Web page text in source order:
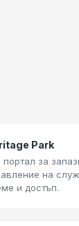
Park
портал за
на
и достъп.